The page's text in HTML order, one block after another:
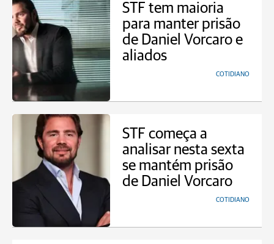
STF tem maioria
para manter prisão
de Daniel Vorcaro e
aliados
COTIDIANO
STF começa a
analisar nesta sexta
se mantém prisão
de Daniel Vorcaro
COTIDIANO